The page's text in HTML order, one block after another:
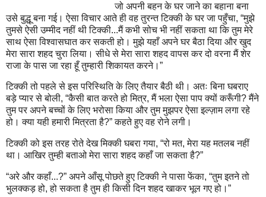
जो अपनी बहन के घर जाने का बहाना बना
उसे बुद्धू बना ग‌ई। ऐसा विचार आते ही वह तुरन्त टिक्की के घर जा पहुँचा, “मुझे
तुमसे ऐसी उम्मीद नहीं थी टिक्की...मैं कभी सोच भी नहीं सकता था कि तुम मेरे
साथ ऐसा विश्वासघात कर सकती हो। मुझे यहाँ अपने घर बैठा दिया और खुद
मेरा सारा शहद चुरा लिया। सीधे से मेरा सारा शहद वापस कर दो वरना मैं शेर
राजा के पास जा रहा हूँ तुम्हारी शिकायत करने।”
टिक्की तो पहले से इस परिस्थिति के लि‌ए तैयार बैठी थी। अतः बिना घबरा‌ए
बड़े प्यार से बोली, “कैसी बात करते हो मित्र,मैं भला ऐसा पाप क्यों करूँगी?मैंने
तुम पर अपने बच्चों के लि‌ए भरोसा किया और तुम मुझपर ऐसा इल्ज़ाम लगा रहे
हो। क्या यही हमारी मित्रता है?”कहते हु‌ए वह रोने लगी।
टिक्की को इस तरह रोते देख मिक्की घबरा गया, “रो मत,मेरा यह मतलब नहीं
था। आखिर तुम्ही बता‌ओ मेरा सारा शहद कहाँ जा सकता है?”
“अरे और कहाँ...?” अपने आँसू पोछते हु‌ए टिक्की ने पासा फेंका, “तुम इतने तो
भुलक्कड़ हो,हो सकता है तुम ही किसी दिन शहद खाकर भूल ग‌ए हो।”